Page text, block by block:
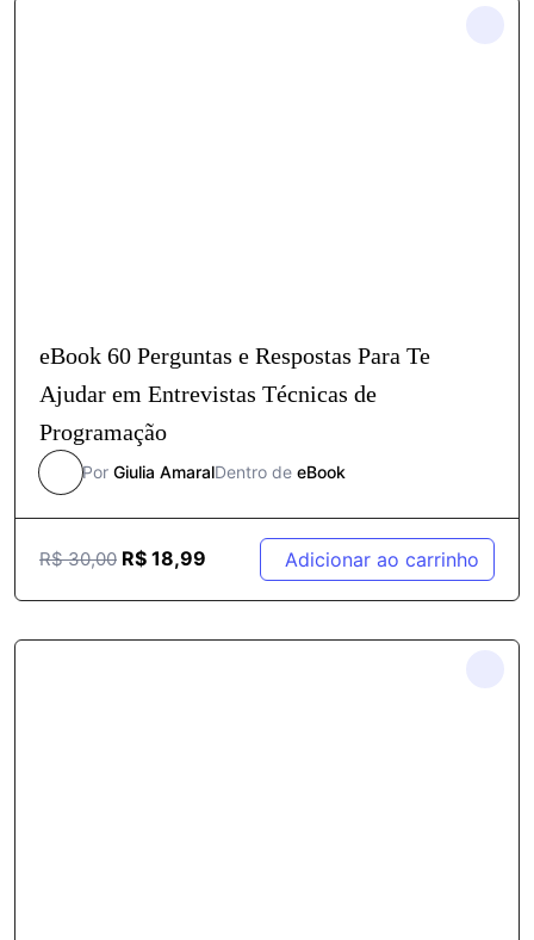
eBook 60 Perguntas e Respostas Para Te
Ajudar em Entrevistas Técnicas de
Programação
Por Giulia AmaralDentro de eBook
R$30,00 R$ 18,99 Adicionar ao carrinho